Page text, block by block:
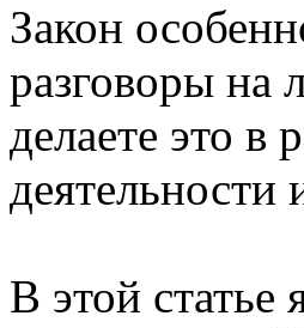
Закон
разговоры на
делаете это в
В этой статье